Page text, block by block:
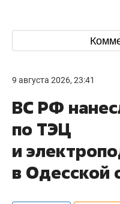
9 августа 2026, 23:41
ВС РФ
по ТЭЦ
и
в Одесской